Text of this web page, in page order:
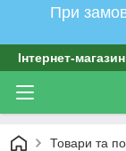
При
Інтернет-
Товари та